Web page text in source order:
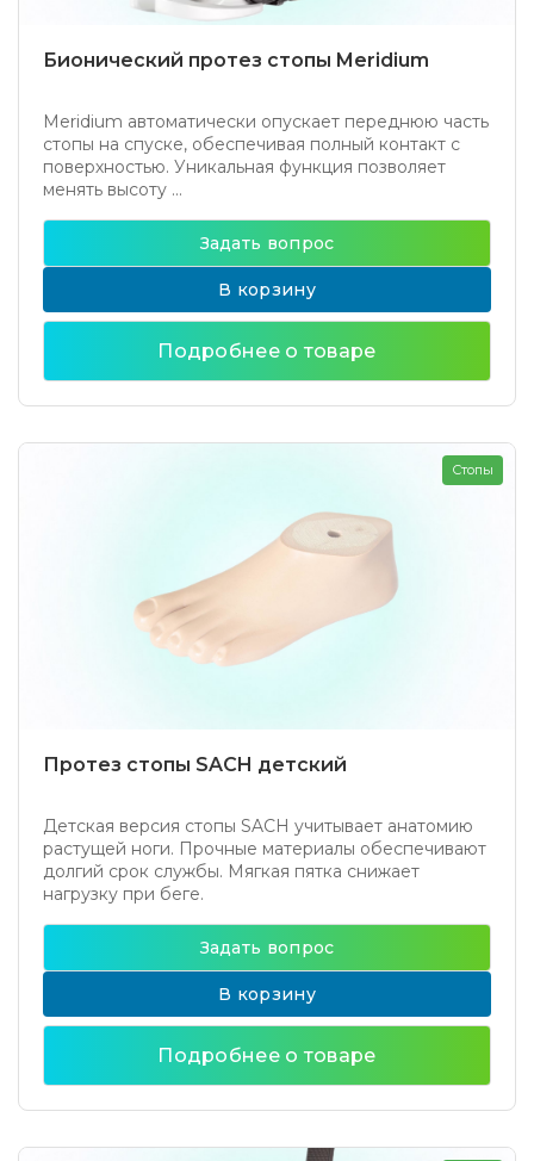
Бионический протез стопы Meridium
Meridium автоматически опускает переднюю часть
стопы на спуске, обеспечивая полный контакт с
поверхностью. Уникальная функция позволяет
менять высоту ...
Задать вопрос
В корзину
Подробнее о товаре
Протез стопы SACH детский
Детская версия стопы SACH учитывает анатомию
растущей ноги. Прочные материалы обеспечивают
долгий срок службы. Мягкая пятка снижает
нагрузку при беге.
Стопы
Задать вопрос
В корзину
Подробнее о товаре